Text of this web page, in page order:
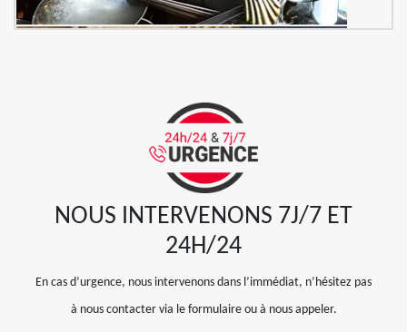
NOUS INTERVENONS 7J/7 ET
24H/24
En cas d’urgence, nous intervenons dans l’immédiat, n’hésitez pas
à nous contacter via le formulaire ou à nous appeler.